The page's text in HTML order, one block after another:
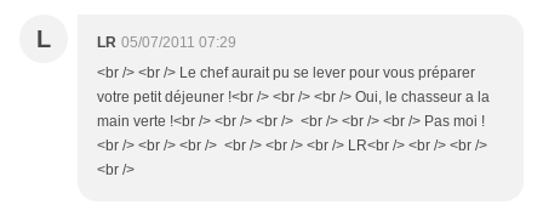
L LR 05/07/2011 07:29
<br /> <br /> Le chef aurait pu se lever pour vous préparer
votre petit déjeuner !<br /> <br /> <br /> Oui, le chasseur a la
main verte !<br /> <br /> <br /> <br /> <br /> <br /> Pas moi !
<br /> <br /> <br /> <br /> <br /> <br /> LR<br /> <br /> <br />
<br />